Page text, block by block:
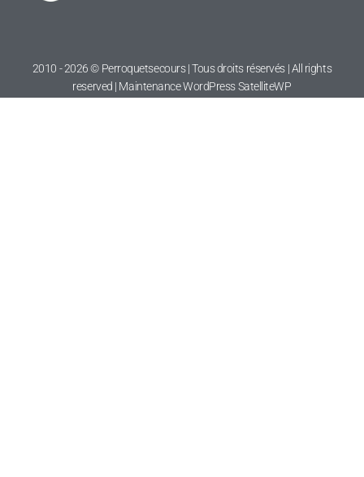
2010 - 2026 © Perroquetsecours | Tous droits réservés | All rights
reserved | Maintenance WordPressSatelliteWP